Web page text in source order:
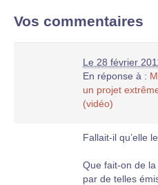
Vos commentaires
Le 28 février
En réponse à :
un projet
(vidéo)
Fallait-il qu’elle
Que fait-on de
par de telles